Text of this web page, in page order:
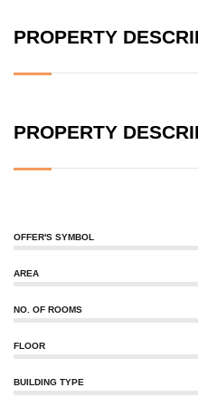
PROPERTY
PROPERTY
OFFER'S SYMBOL
AREA
NO. OF ROOMS
FLOOR
BUILDING TYPE